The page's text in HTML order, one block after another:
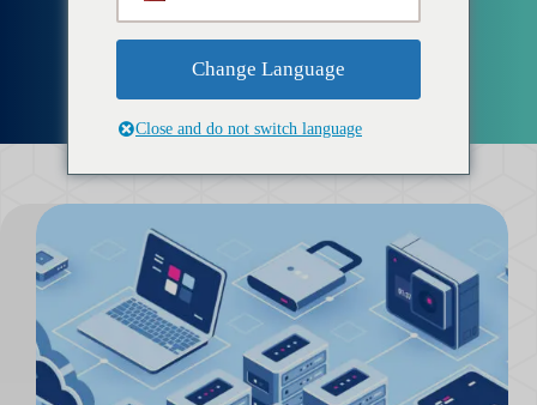
Architettura DB
Change Language
Close and do not switch language